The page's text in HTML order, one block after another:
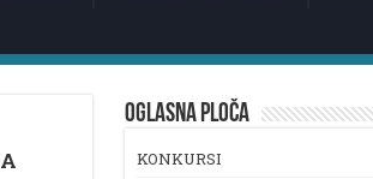
OGLASNA PLOČA
KONKURSI